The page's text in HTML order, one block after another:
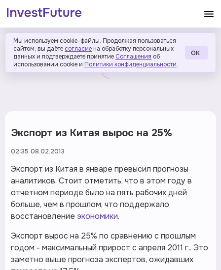
Мы используем cookie-файлы. Продолжая пользоваться
сайтом, вы даёте согласие на обработку персональных
данных и подтверждаете принятие Соглашения об
использовании cookie и Политики конфиденциальности.
ОК
Экспорт из Китая вырос на 25%
02:35 08.02.2013
Экспорт из Китая в январе превысил прогнозы
аналитиков. Стоит отметить, что в этом году в
отчетном периоде было на пять рабочих дней
больше, чем в прошлом, что поддержало
восстановление экономики.
Экспорт вырос на 25% по сравнению с прошлым
годом - максимальный прирост с апреля 2011 г.. Это
заметно выше прогноза экспертов, ожидавших